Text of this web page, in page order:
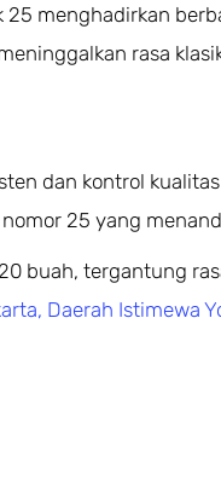
menghadirkan
rasa
dan kontrol
25 yang
buah, tergantung
Daerah Istimewa